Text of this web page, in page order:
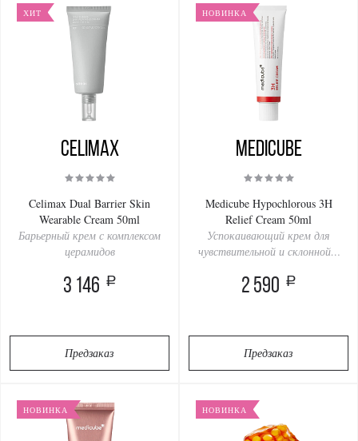
ХИТ
Celimax
Celimax Dual Barrier Skin
Wearable Cream 50ml
Барьерный крем с комплексом
церамидов
3 146 a
Предзаказ
НОВИНКА
Medicube
Medicube Hypochlorous 3H
Relief Cream 50ml
Успокаивающий крем для
чувствительной и склонной к
2 590 a
Предзаказ
НОВИНКА НОВИНКА